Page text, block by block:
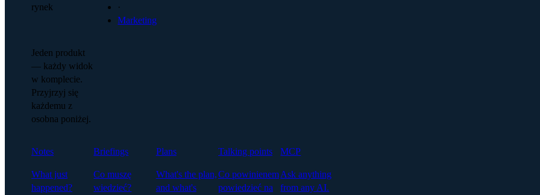
rynek
·
Marketing
Jeden produkt
— każdy widok
w komplecie.
Przyjrzyj się
każdemu z
osobna poniżej.
Notes
What just
happened?
Briefings
Co muszę
wiedzieć?
Plans
What's the plan,
and what's
Talking points
Co powinienem
powiedzieć na
MCP
Ask anything
from any AI.